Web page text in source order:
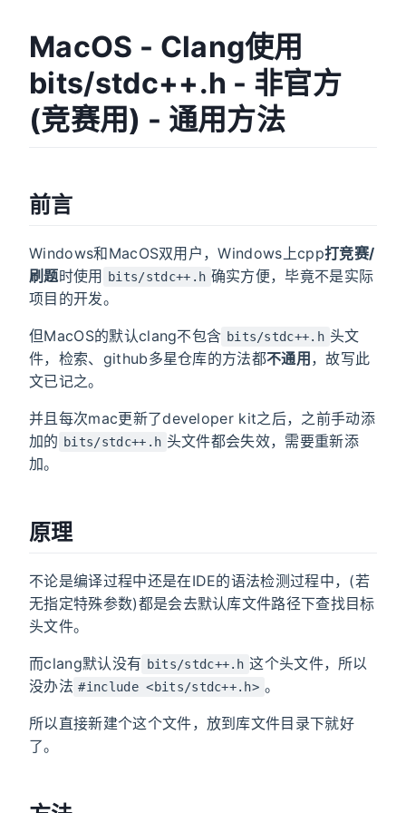
MacOS - Clang使用
bits/stdc++.h - 非官方
(竞赛用) - 通用方法
前言
Windows和MacOS双用户，Windows上cpp打竞赛/
刷题时使用 bits/stdc++.h 确实方便，毕竟不是实际
项目的开发。
但MacOS的默认clang不包含 bits/stdc++.h 头文
件，检索、github多星仓库的方法都不通用，故写此
文已记之。
并且每次mac更新了developer kit之后，之前手动添
加的 bits/stdc++.h 头文件都会失效，需要重新添
加。
原理
不论是编译过程中还是在IDE的语法检测过程中，(若
无指定特殊参数)都是会去默认库文件路径下查找目标
头文件。
而clang默认没有 bits/stdc++.h 这个头文件，所以
没办法 #include <bits/stdc++.h> 。
所以直接新建个这个文件，放到库文件目录下就好
了。